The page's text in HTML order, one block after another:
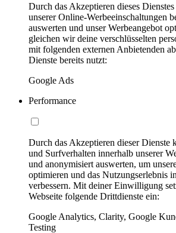
Durch das Akzeptieren dieses
unserer Online-Werbeeinschaltungen
auswerten und unser Werbeangebot
gleichen wir deine verschlüsselten
mit folgenden externen Anbietenden
Dienste bereits nutzt:
Google Ads
Performance
Durch das Akzeptieren dieser
und Surfverhalten innerhalb unserer
und anonymisiert auswerten, um
optimieren und das Nutzungserlebnis
verbessern. Mit deiner Einwilligung
Webseite folgende Drittdienste ein:
Google Analytics, Clarity, Google
Testing